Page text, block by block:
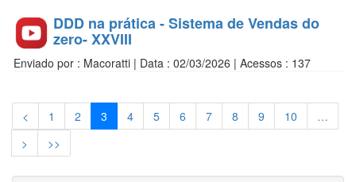
DDD na prática - Sistema de Vendas do
zero- XXVIII
Enviado por : Macoratti | Data : 02/03/2026 | Acessos : 137
< 1 2 3 4 5 6 7 8 9 10
…
>
>>